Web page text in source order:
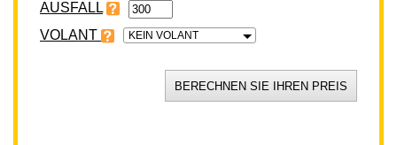
VOLANT KEIN VOLANT